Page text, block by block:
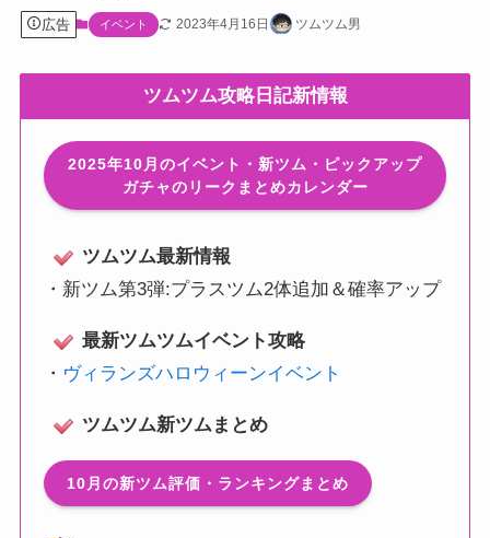
広告 イベント 2023年4月16日 ツムツム男
ツムツム攻略日記新情報
2025年10月のイベント・新ツム・ピックアップ
ガチャのリークまとめカレンダー
ツムツム最新情報
・ 新ツム第3弾:プラスツム2体追加＆確率アップ
最新ツムツムイベント攻略
・ ヴィランズハロウィーンイベント
ツムツム新ツムまとめ
10月の新ツム評価・ランキングまとめ